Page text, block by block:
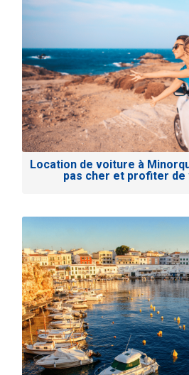
Location de voiture à
pas cher et profiter